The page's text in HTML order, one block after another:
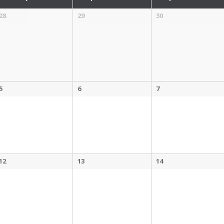
29 30
6 7
13 14